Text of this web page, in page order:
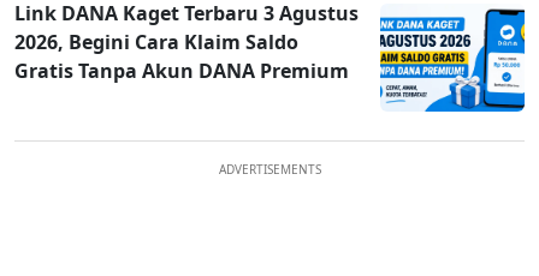
Link DANA Kaget Terbaru 3 Agustus
2026, Begini Cara Klaim Saldo
Gratis Tanpa Akun DANA Premium
ADVERTISEMENTS